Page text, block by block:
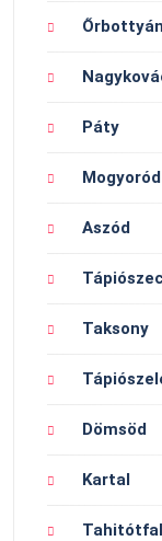
Őrbottyán
Páty
Mogyoród
Aszód
Taksony
Dömsöd
Kartal